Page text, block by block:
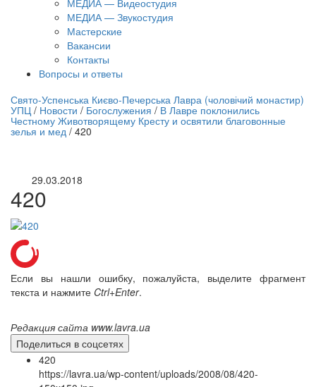
МЕДИА — Видеостудия
МЕДИА — Звукостудия
Мастерские
Вакансии
Контакты
Вопросы и ответы
трансляция | 12 сентября
трансляции
Свято-Успенська Києво-Печерська Лавра (чоловічий монастир)
УПЦ / Новости / Богослужения / В Лавре поклонились
Честному Животворящему Кресту и освятили благовонные
зелья и мед / 420
29.03.2018
420
Если вы нашли ошибку, пожалуйста, выделите фрагмент
текста и нажмите Ctrl+Enter.
Редакция сайта www.lavra.ua
Поделиться в соцсетях
420
https://lavra.ua/wp-content/uploads/2008/08/420-